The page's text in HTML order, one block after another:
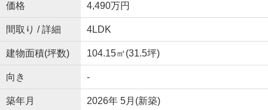
価格 4,490万円
間取り / 詳細 4LDK
建物面積(坪数) 104.15㎡(31.5坪)
向き -
築年月 2026年 5月(新築)